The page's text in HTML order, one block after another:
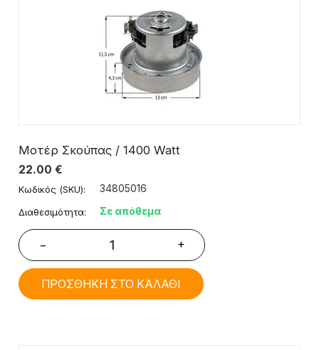
Μοτέρ Σκούπας / 1400 Watt
22.00 €
Κωδικός (SKU): 34805016
Διαθεσιμότητα: Σε απόθεμα
− +
ΠΡΟΣΘΗΚΗ ΣΤΟ ΚΑΛΑΘΙ